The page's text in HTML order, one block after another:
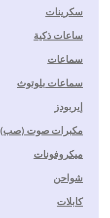
سكرينات
ساعات ذكية
سماعات
سماعات بلوتوث
إيربودز
مكبرات صوت (صب)
ميكروفونات
شواحن
كابلات